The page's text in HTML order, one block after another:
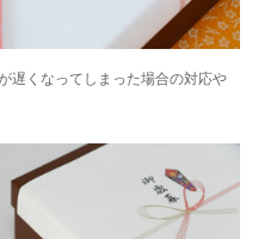
遅くなってしまった場合の対応や